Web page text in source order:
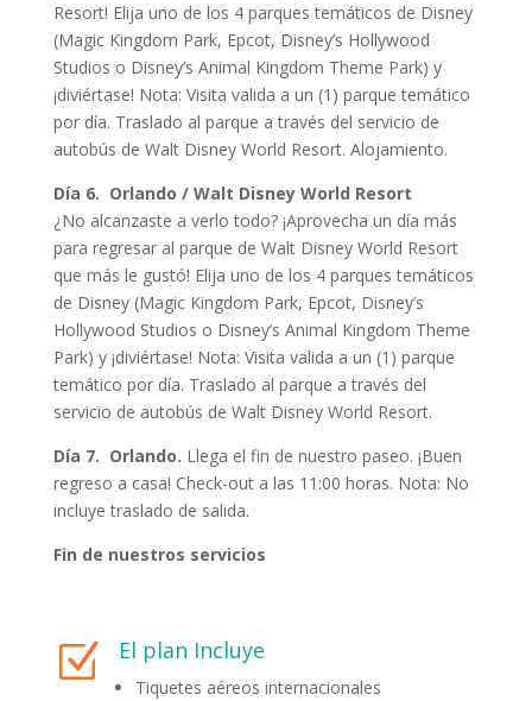
Resort! Elija uno de los 4 parques temáticos de Disney
(Magic Kingdom Park, Epcot, Disney’s Hollywood
Studios o Disney’s Animal Kingdom Theme Park) y
¡diviértase! Nota: Visita valida a un (1) parque temático
por día. Traslado al parque a través del servicio de
autobús de Walt Disney World Resort. Alojamiento.
Día 6. Orlando / Walt Disney World Resort
¿No alcanzaste a verlo todo? ¡Aprovecha un día más
para regresar al parque de Walt Disney World Resort
que más le gustó! Elija uno de los 4 parques temáticos
de Disney (Magic Kingdom Park, Epcot, Disney’s
Hollywood Studios o Disney’s Animal Kingdom Theme
Park) y ¡diviértase! Nota: Visita valida a un (1) parque
temático por día. Traslado al parque a través del
servicio de autobús de Walt Disney World Resort.
Día 7. Orlando. Llega el fin de nuestro paseo. ¡Buen
regreso a casa! Check-out a las 11:00 horas. Nota: No
incluye traslado de salida.
Fin de nuestros servicios
Z El plan Incluye
Tiquetes aéreos internacionales